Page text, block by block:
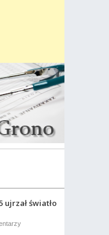
ujrzał światło
do